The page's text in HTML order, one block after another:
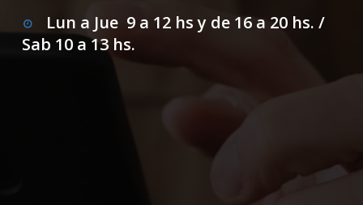
Lun a Jue 9 a 12 hs y de 16 a 20 hs. /
Sab 10 a 13 hs.